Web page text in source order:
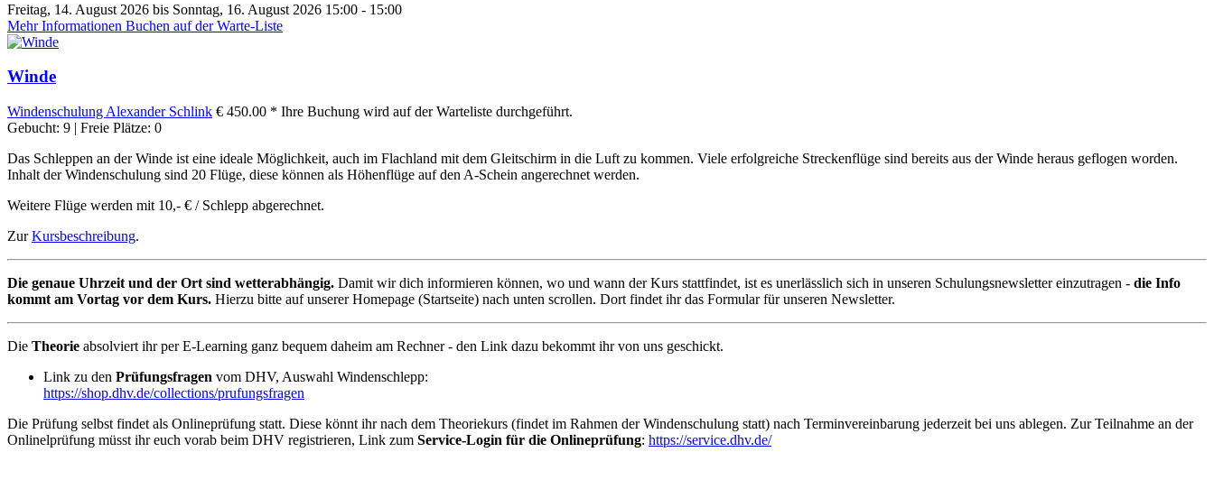
Freitag, 14. August 2026 bis Sonntag, 16. August 2026 15:00 - 15:00
Mehr Informationen Buchen auf der Warte-Liste
Winde
Windenschulung Alexander Schlink € 450.00 * Ihre Buchung wird auf der Warteliste durchgeführt.
Gebucht: 9 | Freie Plätze: 0
Das Schleppen an der Winde ist eine ideale Möglichkeit, auch im Flachland mit dem Gleitschirm in die Luft zu kommen. Viele erfolgreiche Streckenflüge sind bereits aus der Winde heraus geflogen worden.
Inhalt der Windenschulung sind 20 Flüge, diese können als Höhenflüge auf den A-Schein angerechnet werden.
Weitere Flüge werden mit 10,- € / Schlepp abgerechnet.
ZurKursbeschreibung.
Die genaue Uhrzeit und der Ort sind wetterabhängig. Damit wir dich informieren können, wo und wann der Kurs stattfindet, ist es unerlässlich sich in unseren Schulungsnewsletter einzutragen - die Info
kommt am Vortag vor dem Kurs. Hierzu bitte auf unserer Homepage (Startseite) nach unten scrollen. Dort findet ihr das Formular für unseren Newsletter.
Die Theorie absolviert ihr per E-Learning ganz bequem daheim am Rechner - den Link dazu bekommt ihr von uns geschickt.
Link zu den Prüfungsfragen vom DHV, Auswahl Windenschlepp:
https://shop.dhv.de/collections/prufungsfragen
Die Prüfung selbst findet als Onlineprüfung statt. Diese könnt ihr nach dem Theoriekurs (findet im Rahmen der Windenschulung statt) nach Terminvereinbarung jederzeit bei uns ablegen. Zur Teilnahme an der
Onlinelprüfung müsst ihr euch vorab beim DHV registrieren, Link zum Service-Login für die Onlineprüfung: https://service.dhv.de/